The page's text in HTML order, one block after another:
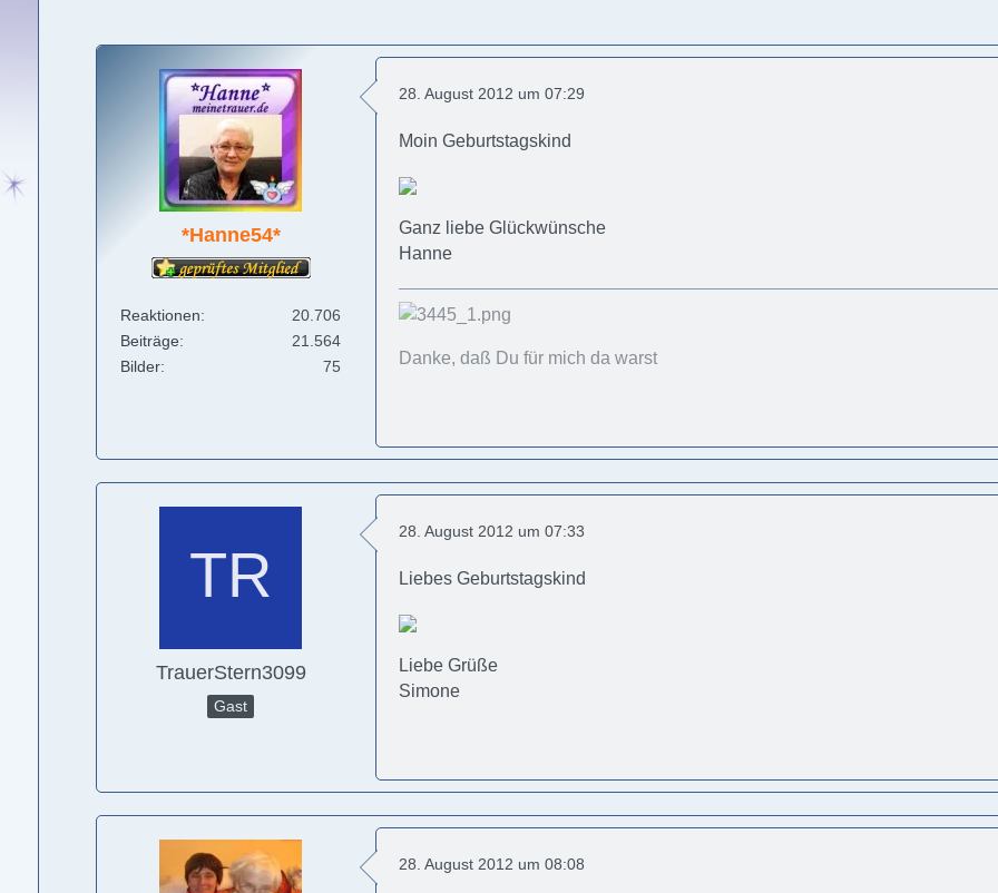
*Hanne54*
Reaktionen
20.706
Beiträge
21.564
Bilder
75
28. August 2012 um 07:29
Moin Geburtstagskind
Ganz liebe Glückwünsche
Hanne
Danke, daß Du für mich da warst
TrauerStern3099
Gast
28. August 2012 um 07:33
Liebes Geburtstagskind
Liebe Grüße
Simone
28. August 2012 um 08:08